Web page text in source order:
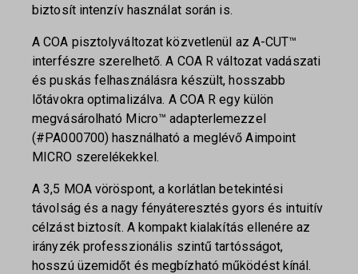
biztosít intenzív használat során is.
A COA pisztolyváltozat közvetlenül az A-CUT™
interfészre szerelhető. A COA R változat vadászati
és puskás felhasználásra készült, hosszabb
lőtávokra optimalizálva. A COA R egy külön
megvásárolható Micro™ adapterlemezzel
(#PA000700) használható a meglévő Aimpoint
MICRO szerelékekkel.
A 3,5 MOA vöröspont, a korlátlan betekintési
távolság és a nagy fényáteresztés gyors és intuitív
célzást biztosít. A kompakt kialakítás ellenére az
irányzék professzionális szintű tartósságot,
hosszú üzemidőt és megbízható működést kínál.